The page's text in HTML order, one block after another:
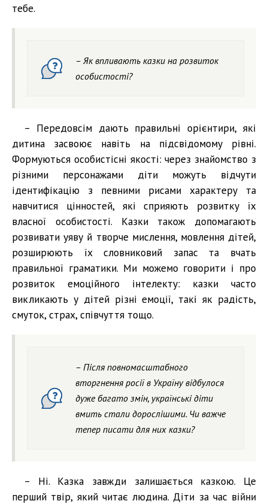
тебе.
– Як впливають казки на розвиток
особистості?
– Передовсім дають правильні орієнтири, які
дитина засвоює навіть на підсвідомому рівні.
Формуються особистісні якості: через знайомство з
різними персонажами діти можуть відчути
ідентифікацію з певними рисами характеру та
навчитися цінностей, які сприяють розвитку їх
власної особистості. Казки також допомагають
розвивати уяву й творче мислення, мовлення дітей,
розширюють їх словниковий запас та вчать
правильної граматики. Ми можемо говорити і про
розвиток емоційного інтелекту: казки часто
викликають у дітей різні емоції, такі як радість,
смуток, страх, співчуття тощо.
– Після повномасштабного
вторгнення росії в Україну відбулося
дуже багато змін, українські діти
вмить стали дорослішими. Чи важче
тепер писати для них казки?
– Ні. Казка завжди залишається казкою. Це
перший твір, який читає людина. Діти за час війни